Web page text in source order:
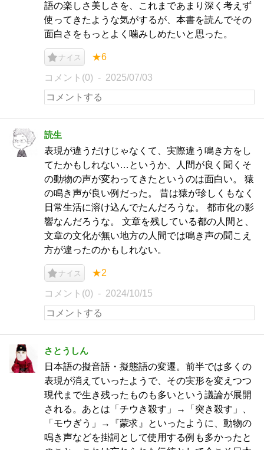
語の楽しさ美しさを、これまであまり深く考えず
使ってきたような気がするが、本書を読んでその
面白さをもっとよく噛みしめたいと思った。
ナイス ★6
コメント(0) 2025/07/03
読生
表現が違うだけじゃなくて、実際違う鳴き方をし
てたかもしれない…というか、人間が良く聞くそ
の動物の声が変わってきたというのは面白い。 猿
の鳴き声が良い例だった。 昔は猿が珍しくもなく
日常生活に溶け込んでたんだろうな。 都市化の影
響なんだろうな。 文章を残している都の人間と、
文章の文化が無い地方の人間では鳴き声の聞こえ
方が違ったのかもしれない。
ナイス ★2
コメント(0) 2024/10/15
さとうしん
日本語の擬音語・擬態語の変遷。前半では多くの
表現が消えていったようで、その実形を変えつつ
現代まで生き残ったものも多いという議論が展開
される。あとは「チウき殺す」→「突き殺す」、
「モウぎう」→『蒙求』といったように、動物の
鳴き声などを掛詞として使用する例も多かったと